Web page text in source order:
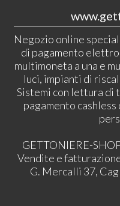
Negozio online
di pagamento
multimoneta a una e
luci, impianti di
Sistemi con lettura di
pagamento
GETTONIERE-
Vendite e
G. Mercalli 37,